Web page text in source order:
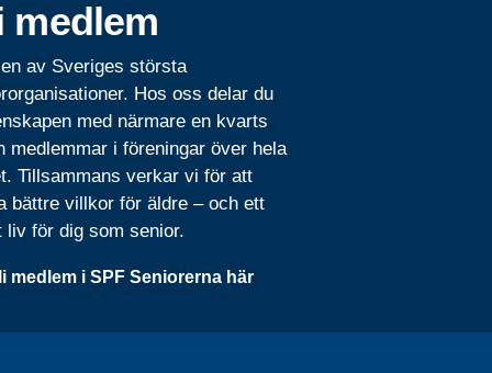
medlem
av Sveriges största
Hos oss delar du
med närmare en kvarts
medlemmar i föreningar över hela
Tillsammans verkar vi för att
bättre villkor för äldre – och ett
liv för dig som senior.
medlem i SPF Seniorerna här